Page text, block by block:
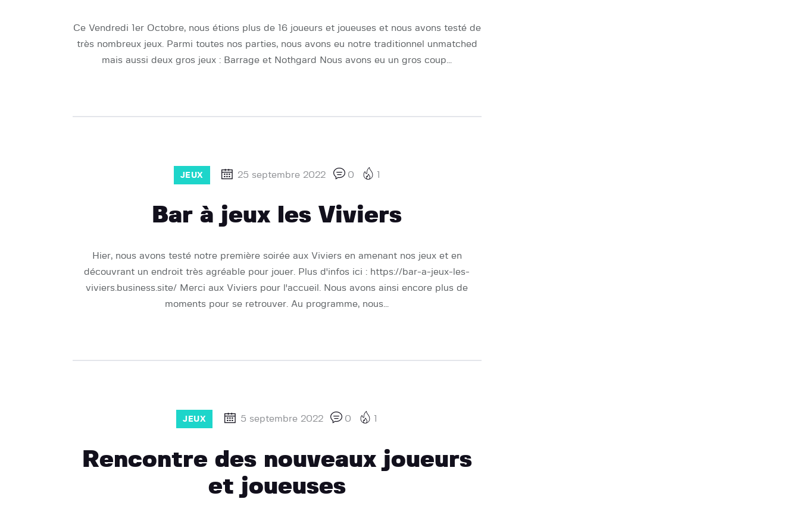
Ce Vendredi 1er Octobre, nous étions plus de 16 joueurs et joueuses et nous avons testé de
très nombreux jeux. Parmi toutes nos parties, nous avons eu notre traditionnel unmatched
mais aussi deux gros jeux : Barrage et Nothgard Nous avons eu un gros coup…
JEUX 25 septembre 2022 0 1
Bar à jeux les Viviers
Hier, nous avons testé notre première soirée aux Viviers en amenant nos jeux et en
découvrant un endroit très agréable pour jouer. Plus d'infos ici : https://bar-a-jeux-les-
viviers.business.site/ Merci aux Viviers pour l'accueil. Nous avons ainsi encore plus de
moments pour se retrouver. Au programme, nous…
JEUX 5 septembre 2022 0 1
Rencontre des nouveaux joueurs
et joueuses